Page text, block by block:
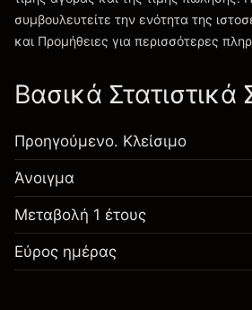
Χρεώσεις και Τέλη
συμβουλευτείτε την ενότητα της
και Προμήθειες για περισσότερες
Βασικά Στατιστικά
Προηγούμενο. Κλείσιμο
Άνοιγμα
Μεταβολή 1 έτους
Εύρος ημέρας